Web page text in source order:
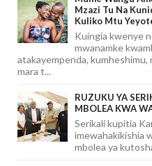
Mzazi Tu Na
Kuliko Mtu
Kuingia kwenye
mwanamke
atakayempenda, kumheshimu,
mara t...
RUZUKU YA
MBOLEA KWA
Serikali kupitia
imewahakikishia
mbolea ya